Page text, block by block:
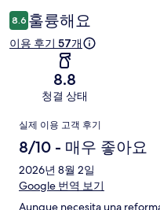
용
후
8.6 훌륭해요
이용 후기 57개
8.8
청결 상태
이
용
후
기
실제 이용 고객 후기
8/10 - 매우 좋아요
2026년 8월 2일
Google 번역 보기
Aunque necesita una